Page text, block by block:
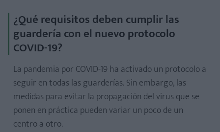
¿Qué requisitos deben cumplir las
guardería con el nuevo protocolo
COVID-19?
La pandemia por COVID-19 ha activado un protocolo a
seguir en todas las guarderías. Sin embargo, las
medidas para evitar la propagación del virus que se
ponen en práctica pueden variar un poco de un
centro a otro.